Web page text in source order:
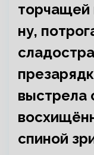
торчащей
ну,
выстрела
спиной